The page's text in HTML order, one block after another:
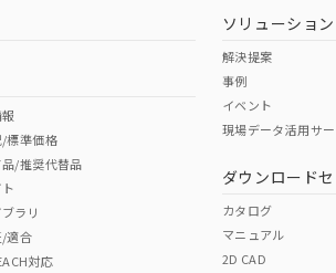
Cr(VI)
（日本
そ
標準価格
/推奨代替品
ラリ
適合
対応
ソリューション
解決提案
事例
イベント
現場データ活用サ
ダウンロード
カタログ
マニュアル
2D CAD